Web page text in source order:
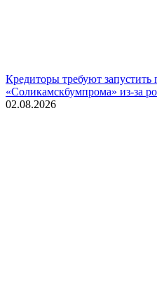
Кредиторы требуют запустить
«Соликамскбумпрома» из-за
02.08.2026